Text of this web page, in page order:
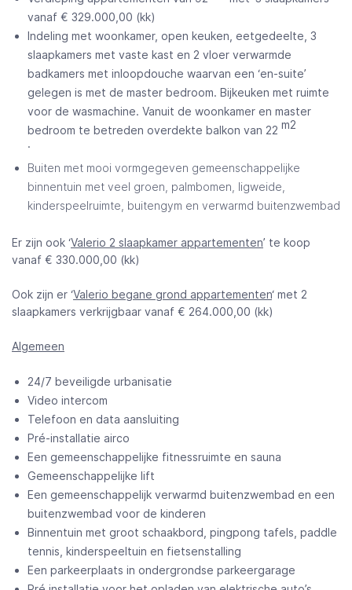
vanaf € 329.000,00 (kk)
Indeling met woonkamer, open keuken, eetgedeelte, 3
slaapkamers met vaste kast en 2 vloer verwarmde
badkamers met inloopdouche waarvan een ‘en-suite’
gelegen is met de master bedroom. Bijkeuken met ruimte
voor de wasmachine. Vanuit de woonkamer en master
bedroom te betreden overdekte balkon van 22 m2
.
Buiten met mooi vormgegeven gemeenschappelijke
binnentuin met veel groen, palmbomen, ligweide,
kinderspeelruimte, buitengym en verwarmd buitenzwembad
Er zijn ook ‘Valerio 2 slaapkamer appartementen’ te koop
vanaf € 330.000,00 (kk)
Ook zijn er ‘Valerio begane grond appartementen‘ met 2
slaapkamers verkrijgbaar vanaf € 264.000,00 (kk)
Algemeen
24/7 beveiligde urbanisatie
Video intercom
Telefoon en data aansluiting
Pré-installatie airco
Een gemeenschappelijke fitnessruimte en sauna
Gemeenschappelijke lift
Een gemeenschappelijk verwarmd buitenzwembad en een
buitenzwembad voor de kinderen
Binnentuin met groot schaakbord, pingpong tafels, paddle
tennis, kinderspeeltuin en fietsenstalling
Een parkeerplaats in ondergrondse parkeergarage